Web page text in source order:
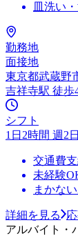
皿洗い
勤務地
面接地
東京都武蔵野
吉祥寺駅 徒歩
シフト
1日2時間 週2
交通費
未経験
まかな
詳細を見る
アルバイト・